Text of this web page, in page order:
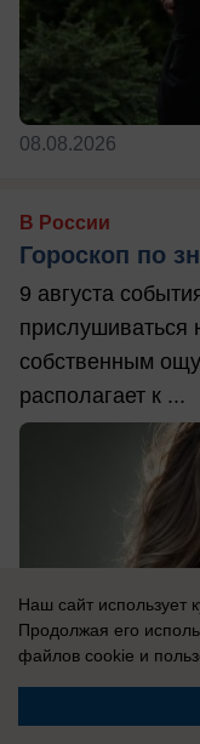
08.08.2026
В России
Гороскоп по
9 августа
прислушиваться
собственным
располагает к ...
Наш сайт использует
Продолжая его
файлов cookie и